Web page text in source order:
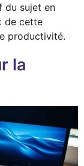
du sujet en
de cette
productivité.
la